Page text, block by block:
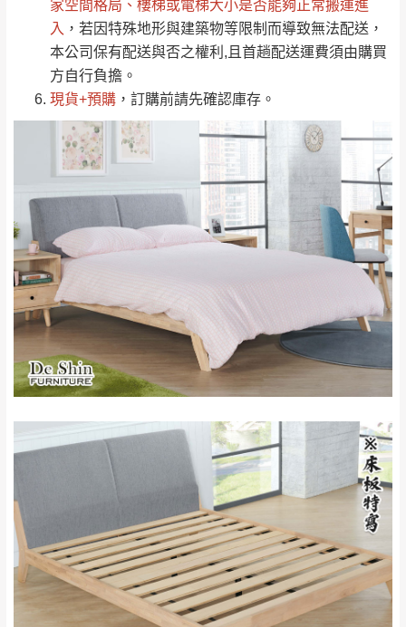
家空間格局、 樓梯或電梯大小是否能夠正常搬運進
入 ，若因特殊地形與建築物等限制而導致無法配送，
本公司保有配送與否之權利,且首趟配送運費須由購買
方自行負擔。
現貨+預購 ，訂購前請先確認庫存。
免 運
費
＊A108產品另收運費
新竹
石鄉、寶山鄉山
區、新埔山區、芎
台北 無
新北
雙溪、貢寮、烏
來、平溪、九份、
石門、林口 下福
里、新店山區、三
峽山區、石碇、坪
林、福隆、淡水山
區、北投湖山路、
深坑山區
$ 9,000以上：免
$ 9,000以下：
NT$500元
＊A108產品另收運費
基隆山區
苗栗
$ 9,000以上：免
運費
$ 9,000以下：
NT$500元
＊A108產品另收運費
卓蘭鎮、三灣、通
霄山區、西湖、泰
安鄉、大湖鄉、頭
屋、獅潭鄉
（線上客
服 LINE → @dershin）
下單前先詢問是否現貨 ，若未詢問下單後無
現貨我們客服會再來電或E-Mail與您聯絡
（洽詢方式請搜尋 Line ID →
地區恕無法提供運送 (詳見運送規章)。
配送範圍：
苗栗至基隆；其它地區暫不開放，如因特殊
地型限制(山區、鄉、鎮、村)、樓梯太小、無
保有出貨的權利。
保護物流人員的工作安全，賣家無提供吊掛
服務，若需以吊車或其他的吊掛方式吊運，
費用將由買方自行支付。
因大型傢俱有組裝、配送的問題，並非一般
快速到貨商品，無法指定特定時間送達，司
機當天到貨前皆會再與您通知，讓你不用整
天在家等貨，以節省您的寶貴時間。
由於百貨公司配送較為不易，故暫無法配送
至百貨公司內部。
發票寄送：
若您選擇三聯式或索取兩聯式發票，發票將於商品
完成出貨15個工作天另行寄出，另外約加上2~7個